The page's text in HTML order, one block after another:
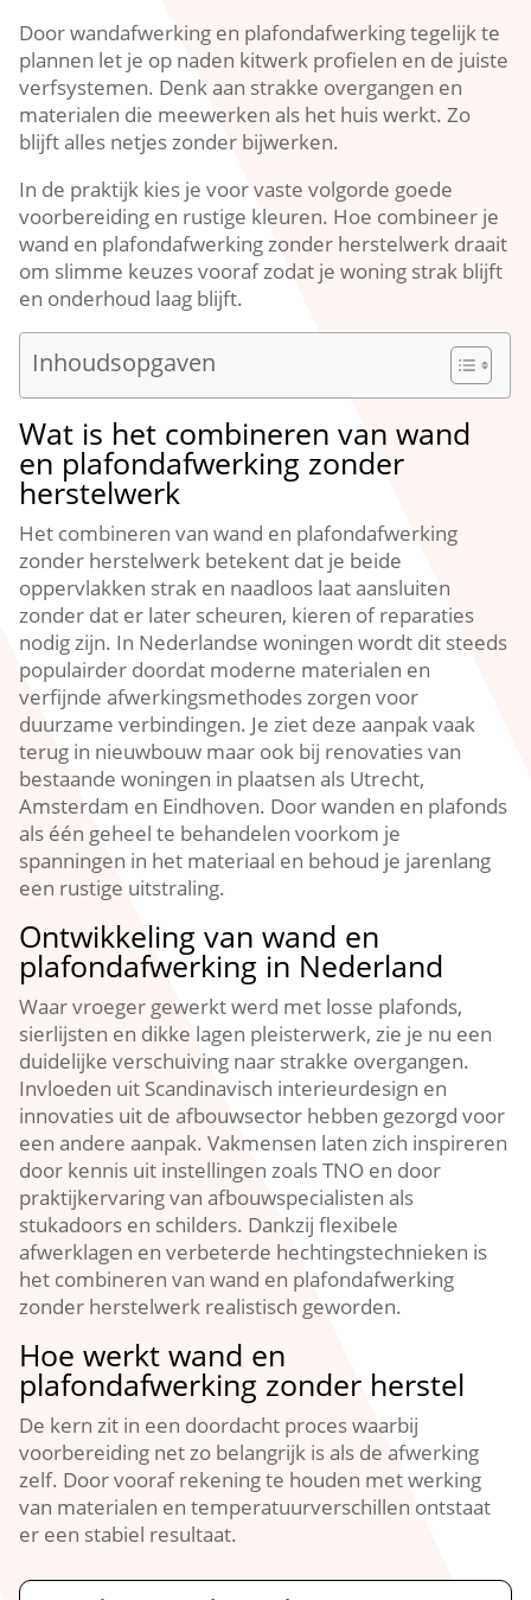
Door wandafwerking en plafondafwerking tegelijk te
plannen let je op naden kitwerk profielen en de juiste
verfsystemen.​ Denk aan strakke overgangen en
materialen die meewerken als het huis werkt.​ Zo
blijft alles netjes zonder bijwerken.​
In de praktijk kies je voor vaste volgorde goede
voorbereiding en rustige kleuren.​ Hoe combineer je
wand en plafondafwerking zonder herstelwerk draait
om slimme keuzes vooraf zodat je woning strak blijft
en onderhoud laag blijft.​
Inhoudsopgaven
Wat is het combineren van wand
en plafondafwerking zonder
herstelwerk
Het combineren van wand en plafondafwerking
zonder herstelwerk betekent dat je beide
oppervlakken strak en naadloos laat aansluiten
zonder dat er later scheuren, kieren of reparaties
nodig zijn.​ In Nederlandse woningen wordt dit steeds
populairder doordat moderne materialen en
verfijnde afwerkingsmethodes zorgen voor
duurzame verbindingen.​ Je ziet deze aanpak vaak
terug in nieuwbouw maar ook bij renovaties van
bestaande woningen in plaatsen als Utrecht,
Amsterdam en Eindhoven.​ Door wanden en plafonds
als één geheel te behandelen voorkom je
spanningen in het materiaal en behoud je jarenlang
een rustige uitstraling.​
Ontwikkeling van wand en
plafondafwerking in Nederland
Waar vroeger gewerkt werd met losse plafonds,
sierlijsten en dikke lagen pleisterwerk, zie je nu een
duidelijke verschuiving naar strakke overgangen.​
Invloeden uit Scandinavisch interieurdesign en
innovaties uit de afbouwsector hebben gezorgd voor
een andere aanpak.​ Vakmensen laten zich inspireren
door kennis uit instellingen zoals TNO en door
praktijkervaring van afbouwspecialisten als
stukadoors en schilders.​ Dankzij flexibele
afwerklagen en verbeterde hechtingstechnieken is
het combineren van wand en plafondafwerking
zonder herstelwerk realistisch geworden.​
Hoe werkt wand en
plafondafwerking zonder herstel
De kern zit in een doordacht proces waarbij
voorbereiding net zo belangrijk is als de afwerking
zelf.​ Door vooraf rekening te houden met werking
van materialen en temperatuurverschillen ontstaat
er een stabiel resultaat.​